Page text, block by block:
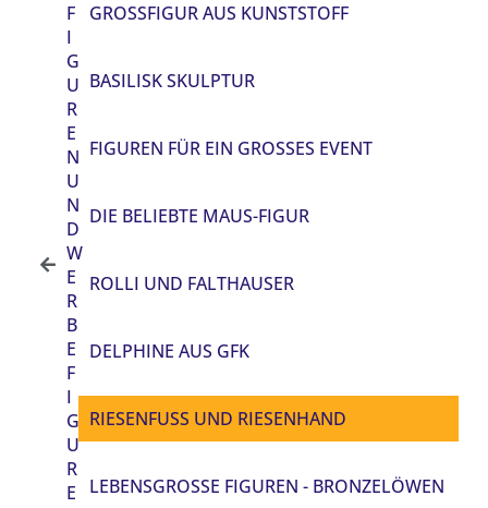
F
I
G
U
R
E
N
U
N
D
W
E
R
B
E
F
I
G
U
R
E
GROSSFIGUR AUS KUNSTSTOFF
BASILISK SKULPTUR
FIGUREN FÜR EIN GROSSES EVENT
DIE BELIEBTE MAUS-FIGUR
ROLLI UND FALTHAUSER
DELPHINE AUS GFK
RIESENFUSS UND RIESENHAND
LEBENSGROSSE FIGUREN - BRONZELÖWEN